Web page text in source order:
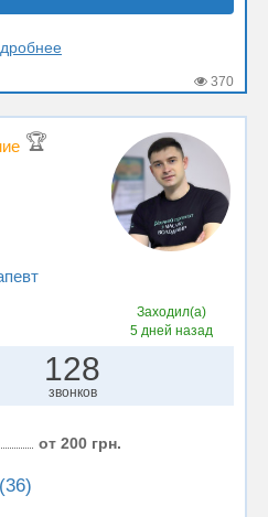
370
🏆
Заходил(а)
5 дней назад
128
звонков
от 200 грн.